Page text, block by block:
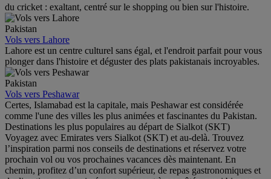
du cricket : exaltant, centré sur le shopping ou bien sur l'histoire.
Pakistan
Vols vers Lahore
Lahore est un centre culturel sans égal, et l'endroit parfait pour vous
plonger dans l'histoire et déguster des plats pakistanais incroyables.
Pakistan
Vols vers Peshawar
Certes, Islamabad est la capitale, mais Peshawar est considérée
comme l'une des villes les plus animées et fascinantes du Pakistan.
Destinations les plus populaires au départ de Sialkot (SKT)
Voyagez avec Emirates vers Sialkot (SKT) et au-delà. Trouvez
l’inspiration parmi nos conseils de destinations et réservez votre
prochain vol ou vos prochaines vacances dès maintenant. En
chemin, profitez d’un confort supérieur, de repas gastronomiques et